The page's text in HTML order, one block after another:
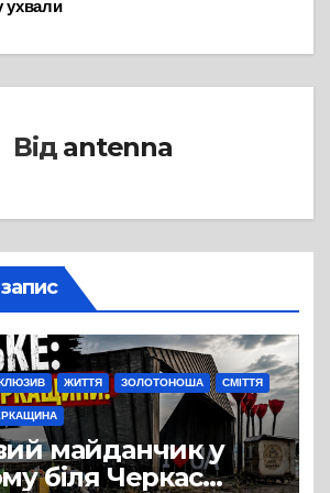
ухвали
Від antenna
ЖИТТЯ ЗОЛОТОНОША СМІТТЯ
майданчик у
біля Черкас